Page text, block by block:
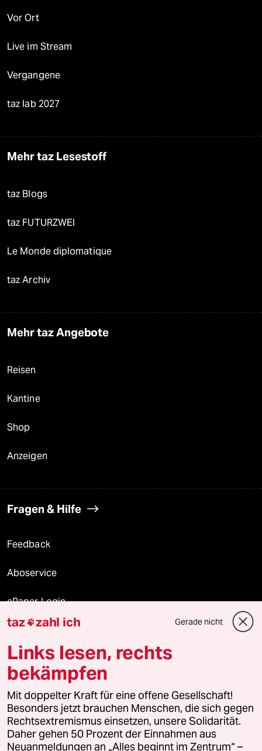
Vor Ort
Live im Stream
Vergangene
taz lab 2027
Mehr taz Lesestoff
taz Blogs
taz FUTURZWEI
Le Monde diplomatique
taz Archiv
Mehr taz Angebote
Reisen
Kantine
Shop
Anzeigen
Fragen & Hilfe
Feedback
Aboservice
ePaper Login
Downloads für Abonnierende
© 2026 taz Verlags und Vertriebs GmbH
Alle Rechte vorbehalten. Bei rechtlichen Fragen oder für Genehmigungen
wenden Sie sich bitte an
lizenzen@taz.de
Feedback Redaktionsstatut Kommune-Richtlinien
taz zahl ich Gerade nicht
Links lesen, rechts
bekämpfen
Mit doppelter Kraft für eine offene Gesellschaft!
Besonders jetzt brauchen Menschen, die sich gegen
Rechtsextremismus einsetzen, unsere Solidarität.
Daher gehen 50 Prozent der Einnahmen aus
Neuanmeldungen an „Alles beginnt im Zentrum“ –